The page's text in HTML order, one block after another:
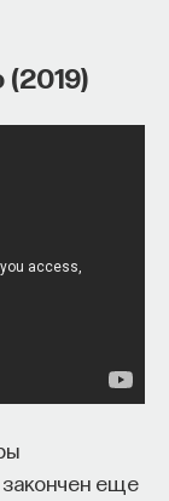
закончен еще